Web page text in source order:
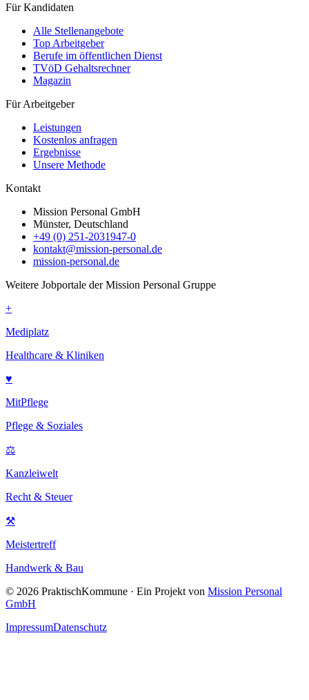
Für Kandidaten
Alle Stellenangebote
Top Arbeitgeber
Berufe im öffentlichen Dienst
TVöD Gehaltsrechner
Magazin
Für Arbeitgeber
Leistungen
Kostenlos anfragen
Ergebnisse
Unsere Methode
Kontakt
Mission Personal GmbH
Münster, Deutschland
+49 (0) 251-2031947-0
kontakt@mission-personal.de
mission-personal.de
Weitere Jobportale der Mission Personal Gruppe
+
Mediplatz
Healthcare & Kliniken
♥
MitPflege
Pflege & Soziales
⚖
Kanzleiwelt
Recht & Steuer
⚒
Meistertreff
Handwerk & Bau
© 2026 PraktischKommune · Ein Projekt von Mission Personal
GmbH
ImpressumDatenschutz